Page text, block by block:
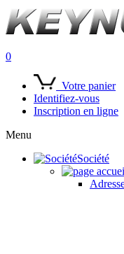
0
Votre panier
Identifiez-vous
Inscription en ligne
Menu
Société